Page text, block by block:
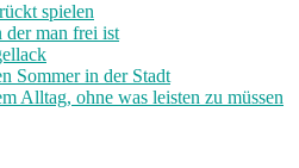
spielen
der man frei ist
Sommer in der Stadt
Alltag, ohne was leisten zu müssen